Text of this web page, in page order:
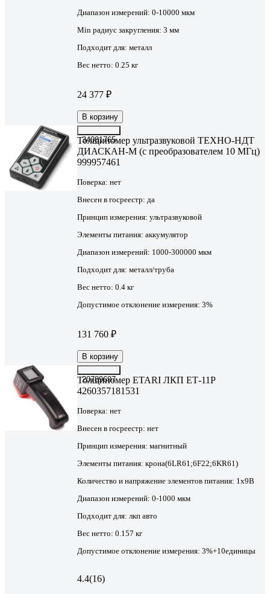
Диапазон измерений: 0-10000 мкм
Min радиус закругления: 3 мм
Подходит для: металл
Вес нетто: 0.25 кг
24 377 ₽
В корзину
34081765
Толщиномер ультразвуковой ТЕХНО-НДТ
ДИАСКАН-М (с преобразователем 10 МГц)
999957461
Поверка: нет
Внесен в госреестр: да
Принцип измерения: ультразвуковой
Элементы питания: аккумулятор
Диапазон измерений: 1000-300000 мкм
Подходит для: металл/труба
Вес нетто: 0.4 кг
Допустимое отклонение измерения: 3%
131 760 ₽
В корзину
20789697
Толщиномер ETARI ЛКП ЕТ-11Р
4260357181531
Поверка: нет
Внесен в госреестр: нет
Принцип измерения: магнитный
Элементы питания: крона(6LR61;6F22;6KR61)
Количество и напряжение элементов питания: 1х9B
Диапазон измерений: 0-1000 мкм
Подходит для: лкп авто
Вес нетто: 0.157 кг
Допустимое отклонение измерения: 3%+10единицы
4.4(16)